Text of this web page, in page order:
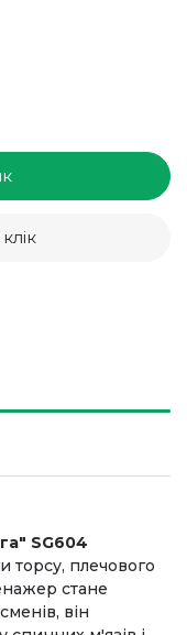
SG604
торсу, плечового
стане
він